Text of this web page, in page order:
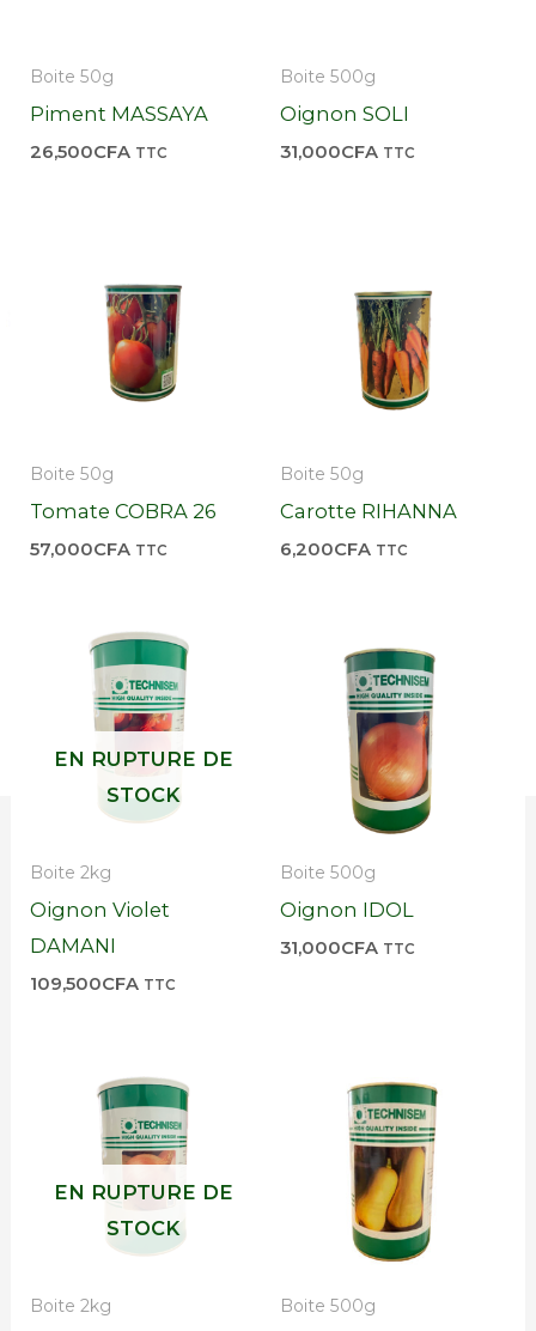
Boite 50g
Piment MASSAYA
26,500CFA TTC
Boite 500g
Oignon SOLI
31,000CFA TTC
Boite 50g
Tomate COBRA 26
57,000CFA TTC
Boite 50g
Carotte RIHANNA
6,200CFA TTC
EN RUPTURE DE
STOCK
Boite 2kg
Oignon Violet
DAMANI
109,500CFA TTC
Boite 500g
Oignon IDOL
31,000CFA TTC
EN RUPTURE DE
STOCK
Boite 2kg Boite 500g